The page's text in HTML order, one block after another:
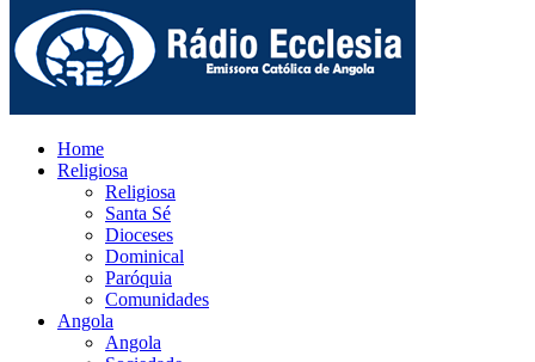
Home
Religiosa
Religiosa
Santa Sé
Dioceses
Dominical
Paróquia
Comunidades
Angola
Angola